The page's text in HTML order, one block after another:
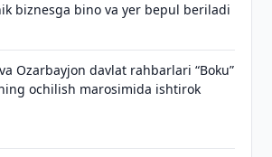
biznesga bino va yer bepul beriladi
Ozarbayjon davlat rahbarlari “Boku”
ochilish marosimida ishtirok